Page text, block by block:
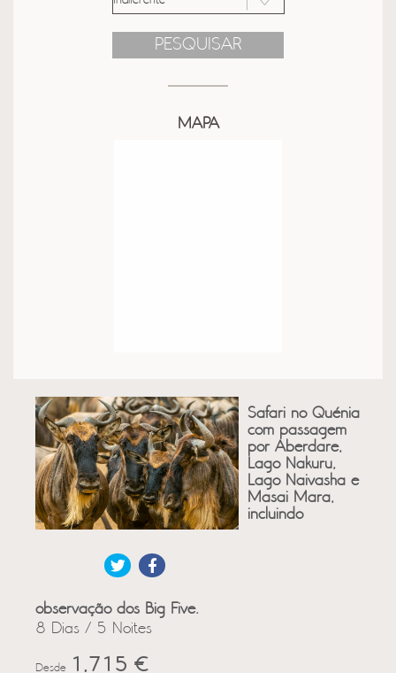
PESQUISAR
MAPA
Safari no Quénia
com passagem
por Aberdare,
Lago Nakuru,
Lago Naivasha e
Masai Mara,
incluindo
observação dos Big Five.
8 Dias / 5 Noites
Desde 1,715 €